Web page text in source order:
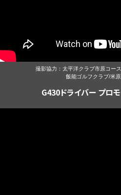
撮影協力：太平洋クラブ市原コー
飯能ゴルフクラブ/米
G430ドライバー プロ